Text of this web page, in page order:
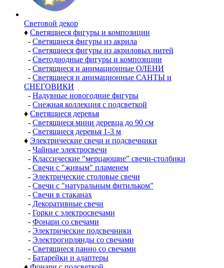
Световой декор
♦ Светящиеся фигуры и композиции
- Светящиеся фигуры из акрила
- Светящиеся фигуры из акриловых нитей
- Светодиодные фигуры и композиции
- Светящиеся и анимационные ОЛЕНИ
- Светящиеся и анимационные САНТЫ и
СНЕГОВИКИ
- Надувные новогодние фигуры
- Снежная коллекция с подсветкой
♦ Светящиеся деревья
- Светящиеся мини деревца до 90 см
- Светящиеся деревья 1-3 м
♦ Электрические свечи и подсвечники
- Чайные электросвечи
- Классические "мерцающие" свечи-столбики
- Свечи с "живым" пламенем
- Электрические столовые свечи
- Свечи с "натуральным фитильком"
- Свечи в стаканах
- Декоративные свечи
- Горки с электросвечами
- Фонари со свечами
- Электрические подсвечники
- Электрогирлянды со свечами
- Светящиеся панно со свечами
- Батарейки и адаптеры